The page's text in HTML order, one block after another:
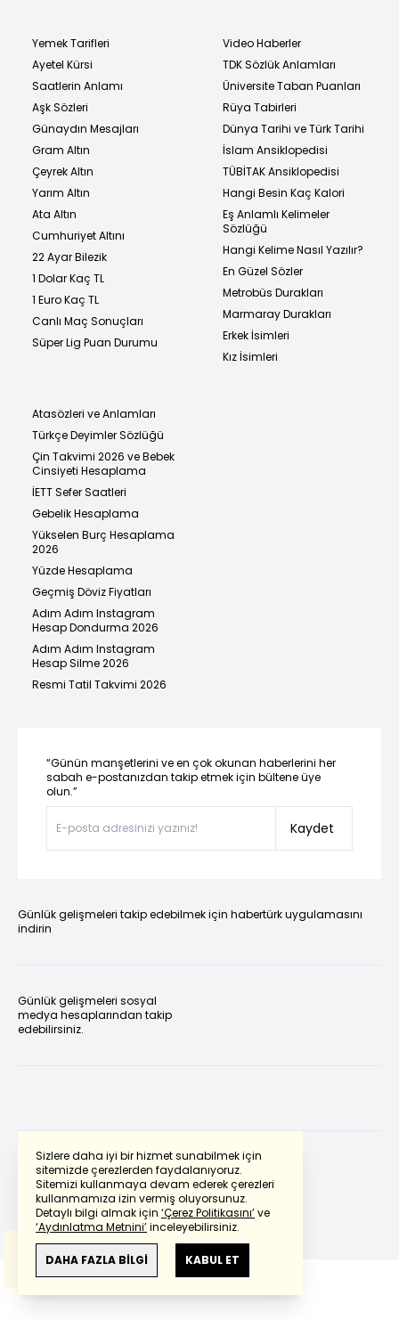
Sizlere daha iyi bir hizmet sunabilmek için
sitemizde çerezlerden faydalanıyoruz.
Sitemizi kullanmaya devam ederek çerezleri
kullanmamıza izin vermiş oluyorsunuz.
Detaylı bilgi almak için ‘Çerez Politikasını’ve
‘Aydınlatma Metnini’inceleyebilirsiniz.
DAHA FAZLA BİLGİ KABUL ET
Yemek Tarifleri
Ayetel Kürsi
Saatlerin Anlamı
Aşk Sözleri
Günaydın Mesajları
Gram Altın
Çeyrek Altın
Yarım Altın
Ata Altın
Cumhuriyet Altını
22 Ayar Bilezik
1 Dolar Kaç TL
1 Euro Kaç TL
Canlı Maç Sonuçları
Süper Lig Puan Durumu
Video Haberler
TDK Sözlük Anlamları
Üniversite Taban Puanları
Rüya Tabirleri
Dünya Tarihi ve Türk Tarihi
İslam Ansiklopedisi
TÜBİTAK Ansiklopedisi
Hangi Besin Kaç Kalori
Eş Anlamlı Kelimeler
Sözlüğü
Hangi Kelime Nasıl Yazılır?
En Güzel Sözler
Metrobüs Durakları
Marmaray Durakları
Erkek İsimleri
Kız İsimleri
Atasözleri ve Anlamları
Türkçe Deyimler Sözlüğü
Çin Takvimi 2026 ve Bebek
Cinsiyeti Hesaplama
İETT Sefer Saatleri
Gebelik Hesaplama
Yükselen Burç Hesaplama
2026
Yüzde Hesaplama
Geçmiş Döviz Fiyatları
Adım Adım Instagram
Hesap Dondurma 2026
Adım Adım Instagram
Hesap Silme 2026
Resmi Tatil Takvimi 2026
“Günün manşetlerini ve en çok okunan haberlerini her
sabah e-postanızdan takip etmek için bültene üye
olun.”
Kaydet
Günlük gelişmeleri takip edebilmek için habertürk uygulamasını
indirin
Günlük gelişmeleri sosyal
medya hesaplarından takip
edebilirsiniz.
Powered by Translate
Bu çevirideGoogle Transletekullanılmıştır.
Anlam ve çeviri hatalarından
haberturk.com
sorumlu değildir.